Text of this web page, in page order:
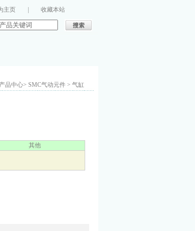
主页 收藏本站
品中心> SMC气动元件 > 气缸
其他